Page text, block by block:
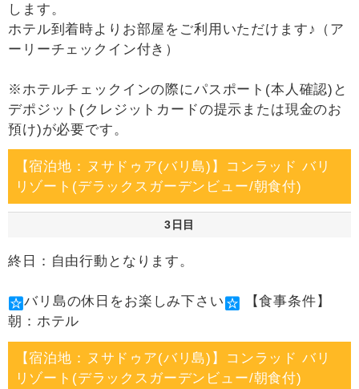
します。
ホテル到着時よりお部屋をご利用いただけます♪（ア
ーリーチェックイン付き）
※ホテルチェックインの際にパスポート(本人確認)と
デポジット(クレジットカードの提示または現金のお
預け)が必要です。
【宿泊地：ヌサドゥア(バリ島)】コンラッド バリ
リゾート(デラックスガーデンビュー/朝食付)
3日目
終日：自由行動となります。
バリ島の休日をお楽しみ下さい
【食事条件】
朝：ホテル
【宿泊地：ヌサドゥア(バリ島)】コンラッド バリ
リゾート(デラックスガーデンビュー/朝食付)